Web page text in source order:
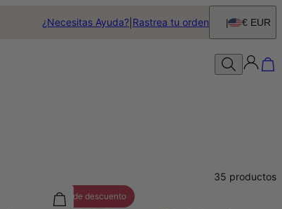
¿Necesitas Ayuda? Rastrea tu orden € EUR
35 productos
25% de descuento